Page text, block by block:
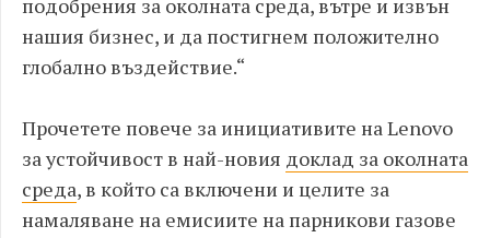
подобрения за околната среда, вътре и извън
нашия бизнес, и да постигнем положително
глобално въздействие.“
Прочетете повече за инициативите на Lenovo
за устойчивост в най-новия доклад за околната
среда, в който са включени и целите за
намаляване на емисиите на парникови газове